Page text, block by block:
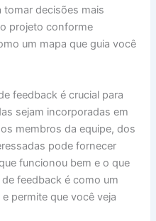
decisões mais
projeto conforme
um mapa que guia você
feedback é crucial para
sejam incorporadas em
membros da equipe, dos
pode fornecer
funcionou bem e o que
feedback é como um
permite que você veja